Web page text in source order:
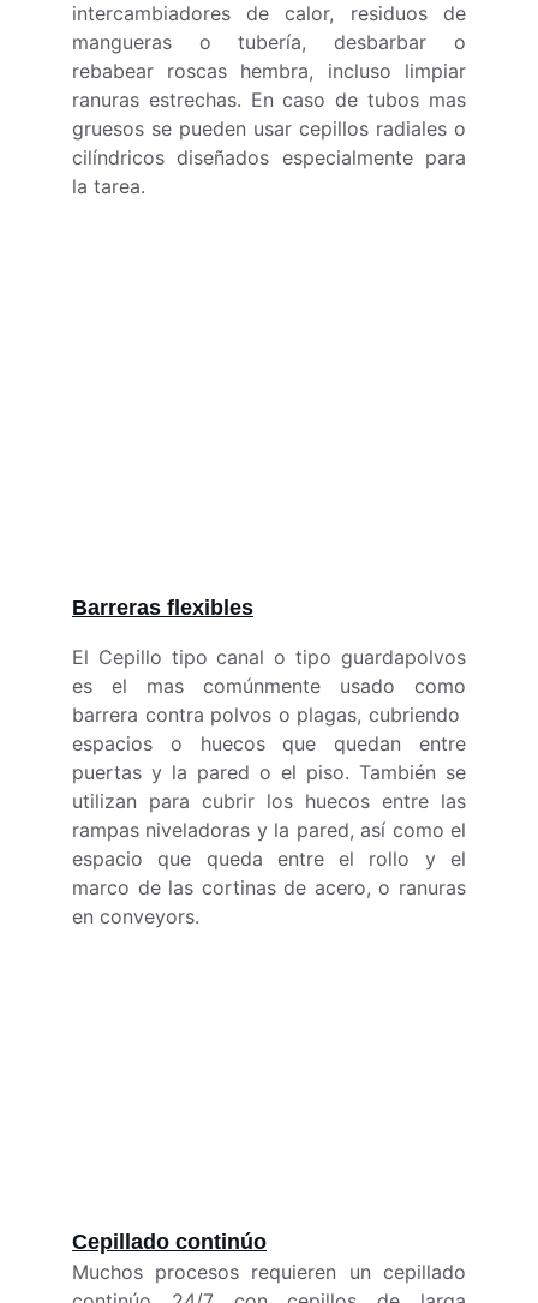
Cepill ado continúo
Muchos procesos requieren un cepillado
intercambiadores de calor, residuos de
mangueras o tubería, desbarbar o
rebabear roscas hembra, incluso limpiar
ranuras estrechas. En caso de tubos mas
gruesos se pueden usar cepillos radiales o
cilíndricos diseñados especialmente para
la tarea.
El Cepillo tipo canal otipo guardapolvos
es el mas comúnmente usado como
barrera contra polvos o plagas, cubriendo
espacios o huecos que quedan entre
puertas y la pared o el piso. También se
utilizan para cubrir los huecos entre las
rampas niveladoras y la pared, así como el
espacio que queda entre el rollo y el
marco de las cortinas de acero, o ranuras
en conveyors.
Barreras flexibles